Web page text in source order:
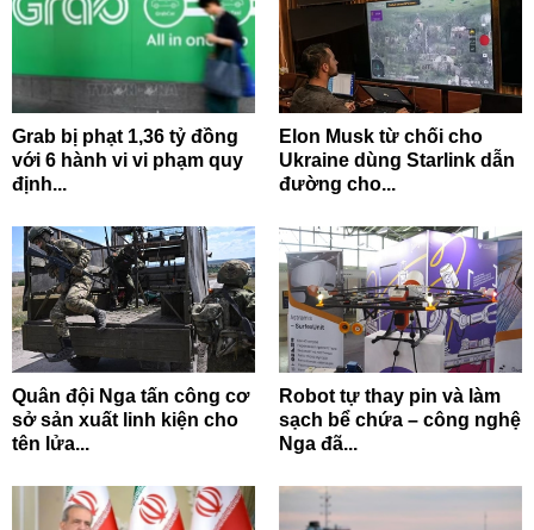
Grab bị phạt 1,36 tỷ đồng
với 6 hành vi vi phạm quy
định...
Elon Musk từ chối cho
Ukraine dùng Starlink dẫn
đường cho...
Quân đội Nga tấn công cơ
sở sản xuất linh kiện cho
tên lửa...
Robot tự thay pin và làm
sạch bể chứa – công nghệ
Nga đã...